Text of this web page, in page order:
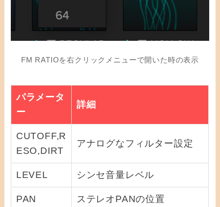
FM RATIOを右クリックメニューで開いた時の表示
パラメータ
ー
詳細
CUTOFF,R
ESO,DIRT
アナログなフィルター設定
LEVEL シンセ音量レベル
PAN ステレオPANの位置